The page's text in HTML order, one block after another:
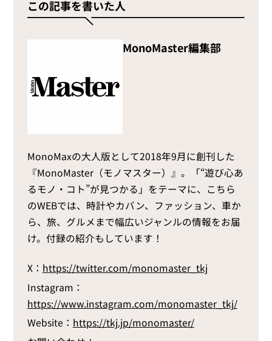
この記事を書いた人
MonoMaster編集部
MonoMaxの大人版として2018年9月に創刊した
『MonoMaster（モノマスター）』。「“遊び心あ
るモノ・コト”が見つかる」をテーマに、こちら
のWEBでは、時計やカバン、ファッション、車か
ら、旅、グルメまで幅広いジャンルの情報をお届
け。付録の紹介もしています！
X： https://twitter.com/monomaster_tkj
Instagram：
https://www.instagram.com/monomaster_tkj/
Website： https://tkj.jp/monomaster/